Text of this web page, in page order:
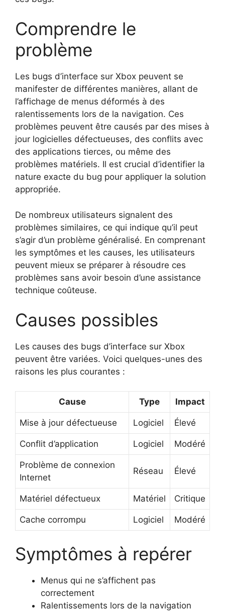
Comprendre le
problème
Les bugs d’interface sur Xbox peuvent se
manifester de différentes manières, allant de
l’affichage de menus déformés à des
ralentissements lors de la navigation. Ces
problèmes peuvent être causés par des mises à
jour logicielles défectueuses, des conflits avec
des applications tierces, ou même des
problèmes matériels. Il est crucial d’identifier la
nature exacte du bug pour appliquer la solution
appropriée.
De nombreux utilisateurs signalent des
problèmes similaires, ce qui indique qu’il peut
s’agir d’un problème généralisé. En comprenant
les symptômes et les causes, les utilisateurs
peuvent mieux se préparer à résoudre ces
problèmes sans avoir besoin d’une assistance
technique coûteuse.
Causes possibles
Les causes des bugs d’interface sur Xbox
peuvent être variées. Voici quelques-unes des
raisons les plus courantes :
Cause Type Impact
Mise à jour défectueuse Logiciel Élevé
Conflit d’application Logiciel Modéré
Problème de connexion
Internet
Réseau Élevé
Matériel défectueux Matériel Critique
Cache corrompu Logiciel Modéré
Symptômes à repérer
Menus qui ne s’affichent pas
correctement
Ralentissements lors de la navigation